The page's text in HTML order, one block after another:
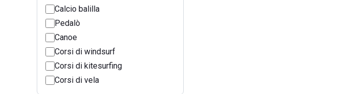
Calcio balilla
Pedalò
Canoe
Corsi di windsurf
Corsi di kitesurfing
Corsi di vela